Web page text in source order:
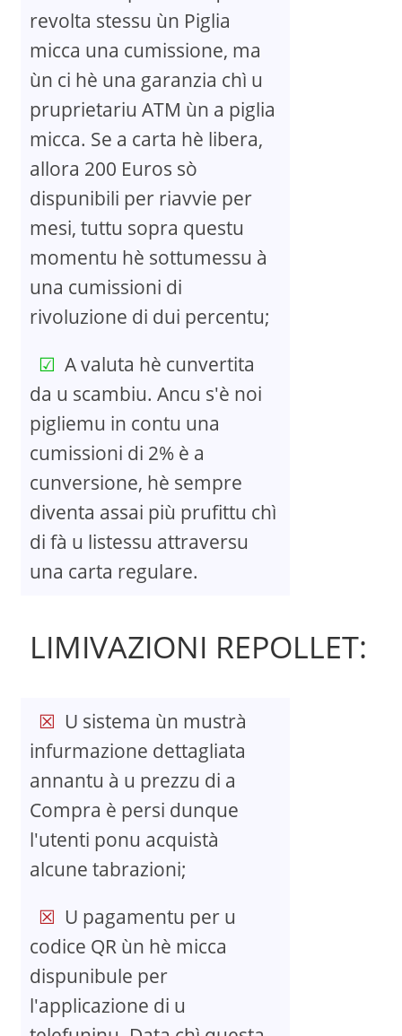
revolta stessu ùn Piglia
micca una cumissione, ma
ùn ci hè una garanzia chì u
pruprietariu ATM ùn a piglia
micca. Se a carta hè libera,
allora 200 Euros sò
dispunibili per riavvie per
mesi, tuttu sopra questu
momentu hè sottumessu à
una cumissioni di
rivoluzione di dui percentu;
A valuta hè cunvertita
da u scambiu. Ancu s'è noi
pigliemu in contu una
cumissioni di 2% è a
cunversione, hè sempre
diventa assai più prufittu chì
di fà u listessu attraversu
una carta regulare.
LIMIVAZIONI REPOLLET:
U sistema ùn mustrà
infurmazione dettagliata
annantu à u prezzu di a
Compra è persi dunque
l'utenti ponu acquistà
alcune tabrazioni;
U pagamentu per u
codice QR ùn hè micca
dispunibule per
l'applicazione di u